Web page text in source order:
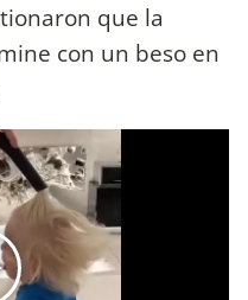
que la
con un beso en